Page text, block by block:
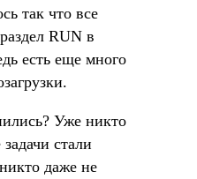
так что все
RUN в
есть еще много
Уже никто
стали
даже не